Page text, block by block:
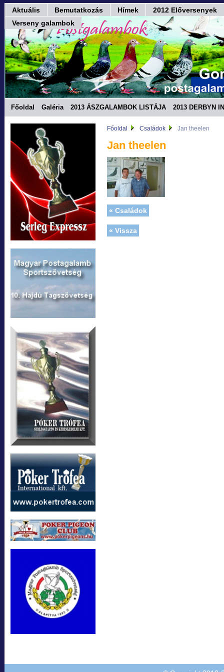
Aktuális Bemutatkozás Hímek
2012 Előversenyek
Verseny galambok
Főoldal Galéria 2013 ÁSZGALAMBOK LISTÁJA
2013 DERBYN
Főoldal Családok Jan theelen
Jan theelen
« Családok
« Vissza